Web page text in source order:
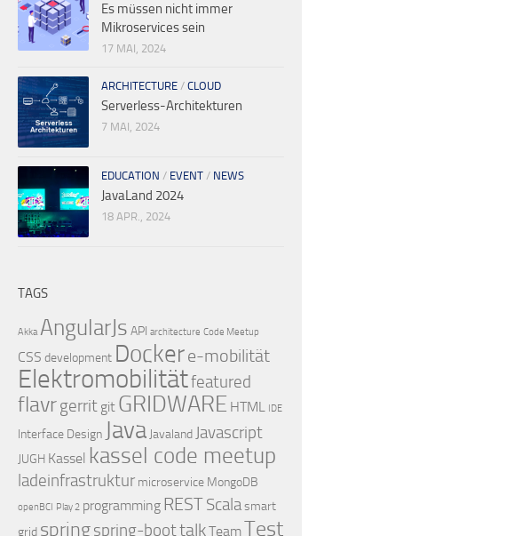
Es müssen nicht immer
Mikroservices sein
17 MAI, 2024
ARCHITECTURE / CLOUD
Serverless-Architekturen
7 MAI, 2024
EDUCATION / EVENT / NEWS
JavaLand 2024
18 APR., 2024
TAGS
Akka AngularJs API architecture Code Meetup
CSS development Dockere-mobilität
Elektromobilitätfeatured
flavrgerrit git GRIDWARE HTML IDE
Interface Design Java Javaland Javascript
JUGH Kassel kassel code meetup
ladeinfrastruktur microservice MongoDB
openBCI Play 2 programming RESTScalasmart
grid springspring-boottalkTeamTest